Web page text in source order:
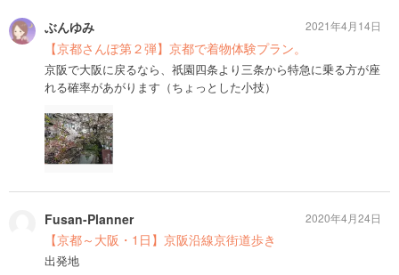
ぶんゆみ
【京都さんぽ第２弾】京都で着物体験プラン。
京阪で大阪に戻るなら、祇園四条より三条から特急に乗る方が座
れる確率があがります（ちょっとした小技）
2021年4月14日
Fusan-Planner
【京都～大阪・1日】京阪沿線京街道歩き
出発地
2020年4月24日